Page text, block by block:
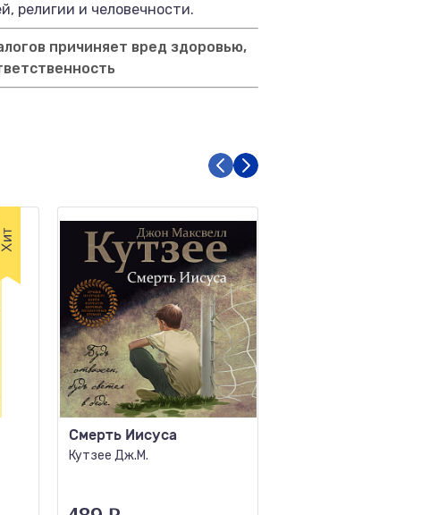
религии и человечности.
причиняет вред здоровью,
Смерть Иисуса
Кутзее Дж.М.